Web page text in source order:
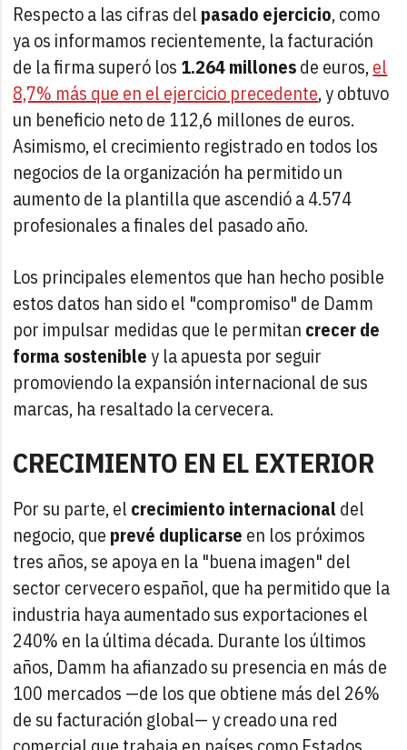
Respecto a las cifras del pasado ejercicio, como
ya os informamos recientemente, la facturación
de la firma superó los 1.264 millonesde euros,el
8,7% más que en el ejercicio precedente, y obtuvo
un beneficio neto de 112,6 millones de euros.
Asimismo, el crecimiento registrado en todos los
negocios de la organización ha permitido un
aumento de la plantilla que ascendió a 4.574
profesionales a finales del pasado año.
Los principales elementos que han hecho posible
estos datos han sido el "compromiso" de Damm
por impulsar medidas que le permitan crecer de
forma sostenibley la apuesta por seguir
promoviendo la expansión internacional de sus
marcas, ha resaltado la cervecera.
CRECIMIENTO EN EL EXTERIOR
Por su parte, el crecimiento internacionaldel
negocio, que prevé duplicarse en los próximos
tres años, se apoya en la "buena imagen" del
sector cervecero español, que ha permitido que la
industria haya aumentado sus exportaciones el
240% en la última década. Durante los últimos
años, Damm ha afianzado su presencia en más de
100 mercados —de los que obtiene más del 26%
de su facturación global— y creado una red